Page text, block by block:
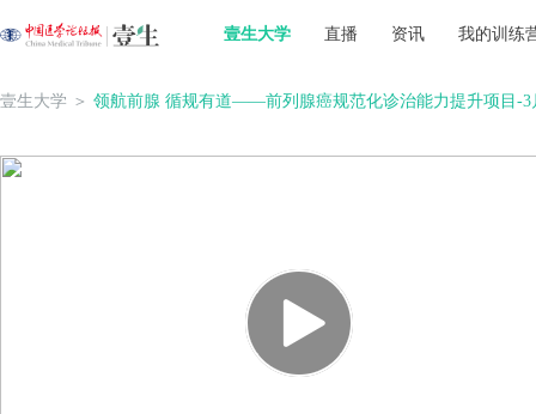
壹生大学 直播 资讯 我的训练
壹生大学 ＞ 领航前腺 循规有道——前列腺癌规范化诊治能力提升项目-3